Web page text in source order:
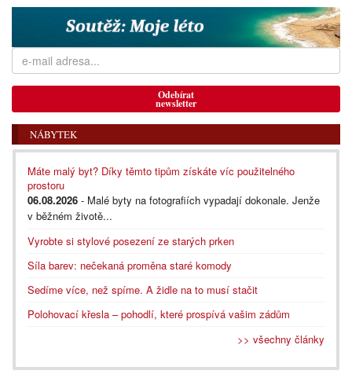
Odebírat
newsletter
NÁBYTEK
Máte malý byt? Díky těmto tipům získáte víc použitelného
prostoru
06.08.2026 - Malé byty na fotografiích vypadají dokonale. Jenže
v běžném životě...
Vyrobte si stylové posezení ze starých prken
Síla barev: nečekaná proměna staré komody
Sedíme více, než spíme. A židle na to musí stačit
Polohovací křesla – pohodlí, které prospívá vašim zádům
>> všechny články